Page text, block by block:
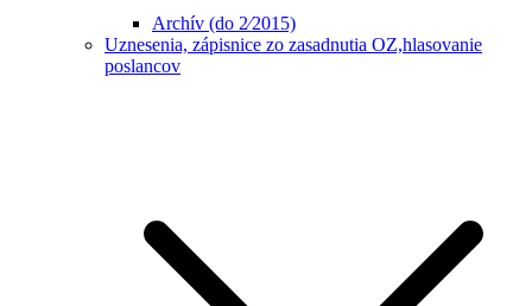
Archív (do 2⁄2015)
Uznesenia, zápisnice zo zasadnutia OZ,hlasovanie
poslancov